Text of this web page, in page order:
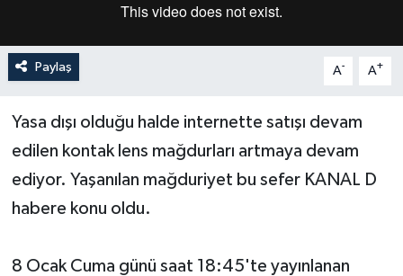
Paylaş A- A+
Yasa dışı olduğu halde internette satışı devam
edilen kontak lens mağdurları artmaya devam
ediyor. Yaşanılan mağduriyet bu sefer KANAL D
habere konu oldu.
8 Ocak Cuma günü saat 18:45'te yayınlanan